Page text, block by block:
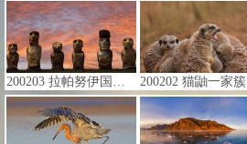
200203 拉帕努伊国家公园中阿胡汤加里基的摩艾石像，智利复活节岛 (© blickwinkel/Alamy) 200202 猫鼬一家簇拥在一起 (© stefbennett/Shutterstock)